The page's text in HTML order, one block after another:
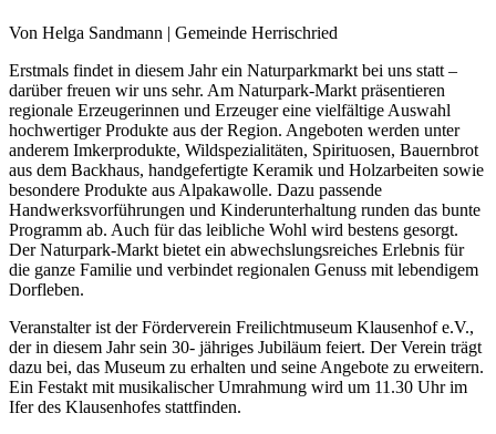
Von Helga Sandmann | Gemeinde Herrischried
Erstmals findet in diesem Jahr ein Naturparkmarkt bei uns statt –
darüber freuen wir uns sehr. Am Naturpark-Markt präsentieren
regionale Erzeugerinnen und Erzeuger eine vielfältige Auswahl
hochwertiger Produkte aus der Region. Angeboten werden unter
anderem Imkerprodukte, Wildspezialitäten, Spirituosen, Bauernbrot
aus dem Backhaus, handgefertigte Keramik und Holzarbeiten sowie
besondere Produkte aus Alpakawolle. Dazu passende
Handwerksvorführungen und Kinderunterhaltung runden das bunte
Programm ab. Auch für das leibliche Wohl wird bestens gesorgt.
Der Naturpark-Markt bietet ein abwechslungsreiches Erlebnis für
die ganze Familie und verbindet regionalen Genuss mit lebendigem
Dorfleben.
Veranstalter ist der Förderverein Freilichtmuseum Klausenhof e.V.,
der in diesem Jahr sein 30- jähriges Jubiläum feiert. Der Verein trägt
dazu bei, das Museum zu erhalten und seine Angebote zu erweitern.
Ein Festakt mit musikalischer Umrahmung wird um 11.30 Uhr im
Ifer des Klausenhofes stattfinden.